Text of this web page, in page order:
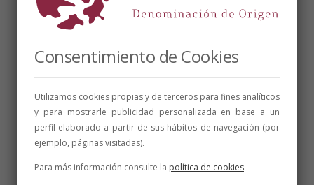
Consentimiento de Cookies
Utilizamos cookies propias y de terceros para fines analíticos
y para mostrarle publicidad personalizada en base a un
perfil elaborado a partir de sus hábitos de navegación (por
ejemplo, páginas visitadas).
Para más información consulte la política de cookies.